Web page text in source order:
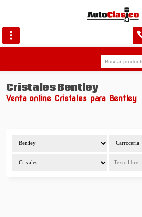
Cristales Bentley
Venta online Cristales para Bentley